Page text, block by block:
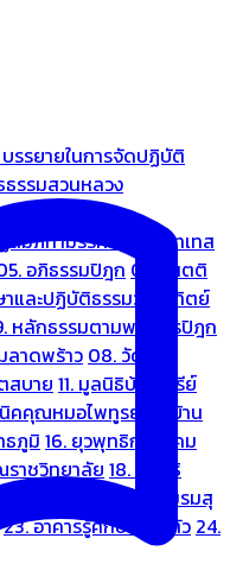
รรยายในการจัดปฏิบัติ
รรมสวนหลวง
ฏิสัมภิทามรรคและจูฬนิทเทส
อภิธรรมปิฎก 06. เนตติ
และปฏิบัติธรรมวันอาทิตย์
หลักธรรมตามพระไตรปิฎก
ลาดพร้าว 08. วัด
สบาย 11. มูลนิธิบ้านอารีย์
นิคคุณหมอไพทูรย์
14. บ้าน
ธภูมิ 16. ยุวพุทธิกสมาคม
ราชวิทยาลัย 18. มูลนิธิ
21. ชมรมสุ
23. อาคารรู้ศึกษารู้สึกตัว 24.